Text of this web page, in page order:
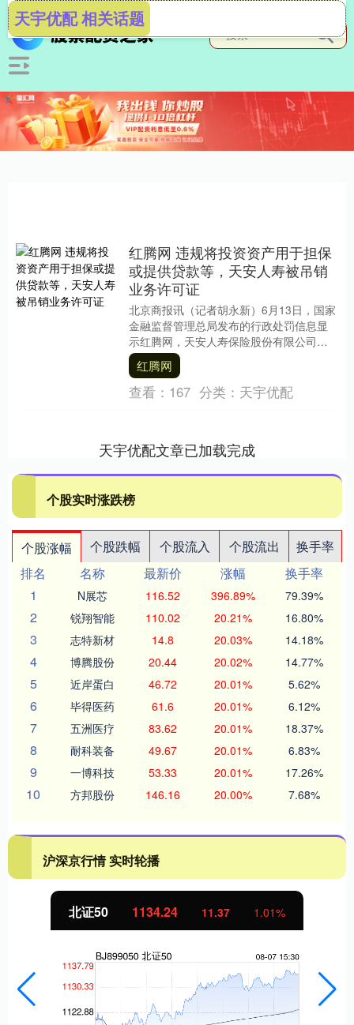
天宇优配 相关话题
红腾网 违规将投资资产用于担保
或提供贷款等，天安人寿被吊销
业务许可证
北京商报讯（记者胡永新）6月13日，国家
金融监督管理总局发布的行政处罚信息显
示红腾网，天安人寿保险股份有限公司及
相关责任人因存在公司治理报告不真实，
董事尽职报告....
红腾网
查看： 167 分类： 天宇优配
天宇优配文章已加载完成
个股实时涨跌榜
个股涨幅 个股跌幅 个股流入 个股流出
换手率
排名
名称 最新价 涨幅
换手率
1
N展芯 116.52 396.89% 79.39%
2 锐翔智能 110.02 20.21% 16.80%
3 志特新材 14.8 20.03% 14.18%
4 博腾股份 20.44 20.02% 14.77%
5 近岸蛋白 46.72 20.01% 5.62%
6 毕得医药 61.6 20.01% 6.12%
7 五洲医疗 83.62 20.01% 18.37%
8 耐科装备 49.67 20.01% 6.83%
9 一博科技 53.33 20.01% 17.26%
10 方邦股份 146.16 20.00% 7.68%
沪深京行情 实时轮播
北证50 1134.24 11.37 1.01%